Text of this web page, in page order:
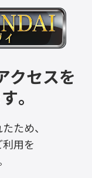
クセスを
。
ため、
用を